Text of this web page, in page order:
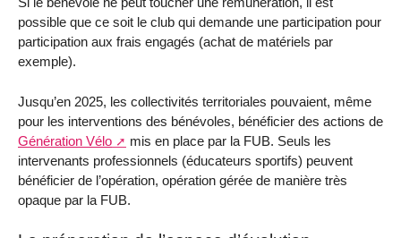
possible que ce soit le club qui demande une participation pour
participation aux frais engagés (achat de matériels par
exemple).
Jusqu’en 2025, les collectivités territoriales pouvaient, même
pour les interventions des bénévoles, bénéficier des actions de
Génération Vélo
mis en place par la FUB. Seuls les
intervenants professionnels (éducateurs sportifs) peuvent
bénéficier de l’opération, opération gérée de manière très
opaque par la FUB.